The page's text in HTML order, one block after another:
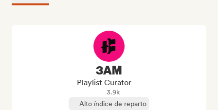
3AM
Playlist Curator
3.9k
Alto índice de reparto